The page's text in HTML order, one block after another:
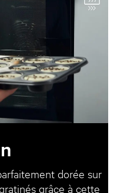
dorée sur
grâce à cette